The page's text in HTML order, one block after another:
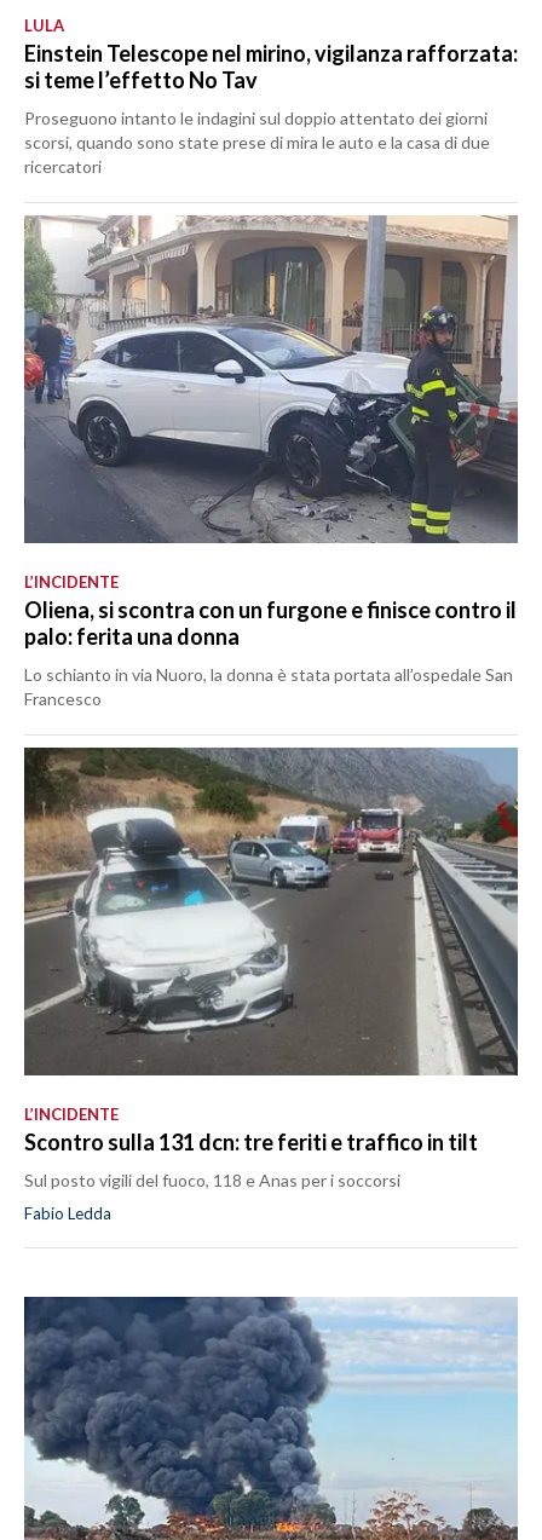
LULA
Einstein Telescope nel mirino, vigilanza rafforzata:
si teme l’effetto No Tav
Proseguono intanto le indagini sul doppio attentato dei giorni
scorsi, quando sono state prese di mira le auto e la casa di due
ricercatori
L’INCIDENTE
Oliena, si scontra con un furgone e finisce contro il
palo: ferita una donna
Lo schianto in via Nuoro, la donna è stata portata all’ospedale San
Francesco
L’INCIDENTE
Scontro sulla 131 dcn: tre feriti e traffico in tilt
Sul posto vigili del fuoco, 118 e Anas per i soccorsi
Fabio Ledda